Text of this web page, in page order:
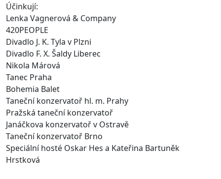
Účinkují:
Lenka Vagnerová & Company
420PEOPLE
Divadlo J. K. Tyla v Plzni
Divadlo F. X. Šaldy Liberec
Nikola Márová
Tanec Praha
Bohemia Balet
Taneční konzervatoř hl. m. Prahy
Pražská taneční konzervatoř
Janáčkova konzervatoř v Ostravě
Taneční konzervatoř Brno
Speciální hosté Oskar Hes a Kateřina Bartuněk
Hrstková